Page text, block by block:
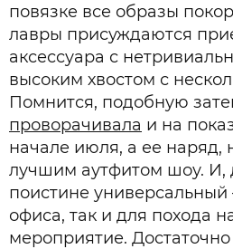
повязке все образы
лавры присуждаются
аксессуара с
высоким хвостом с
Помнится, подобную
проворачивала и на
начале июля, а ее наряд,
лучшим аутфитом шоу. И,
поистине универсальный
офиса, так и для похода
мероприятие.